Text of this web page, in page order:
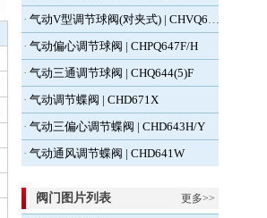
· 气动V型调节球阀(对夹式) | CHVQ670F
· 气动偏心调节球阀 | CHPQ647F/H
· 气动三通调节球阀 | CHQ644(5)F
· 气动调节蝶阀 | CHD671X
· 气动三偏心调节蝶阀 | CHD643H/Y
· 气动通风调节蝶阀 | CHD641W
更多>>
阀门图片列表